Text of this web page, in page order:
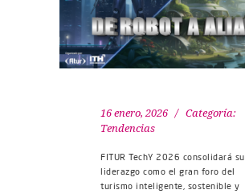
16 enero, 2026
Categoría:
Tendencias
FITUR TechY 2026 consolidará su
liderazgo como el gran foro del
turismo inteligente, sostenible y